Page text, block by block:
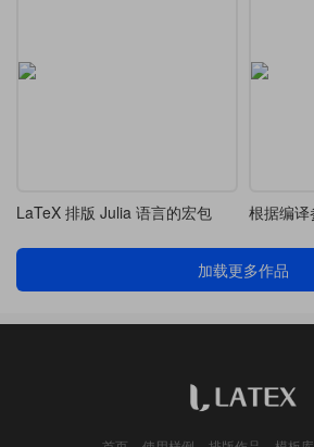
LaTeX 排版 Julia 语言的宏包
加载更多作品